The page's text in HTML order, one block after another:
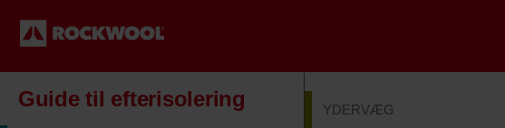
Guide til efterisolering YDERVÆG